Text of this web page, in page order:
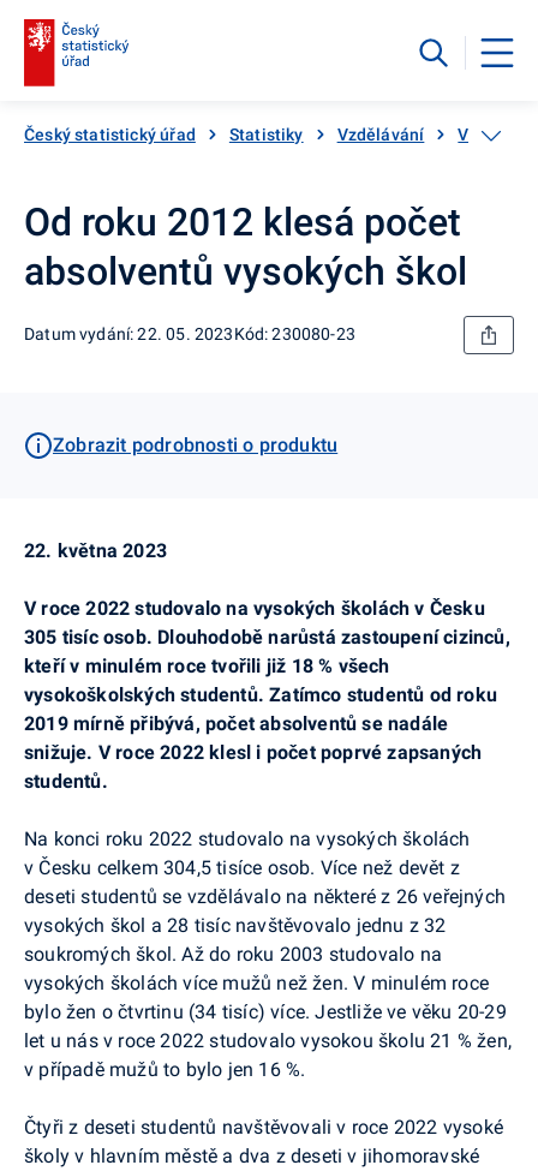
Český statistický úřad Statistiky Vzdělávání Vysoké a
Od roku 2012 klesá počet
absolventů vysokých škol
Datum vydání: 22. 05. 2023Kód: 230080-23
Zobrazit podrobnosti o produktu
22. května 2023
V roce 2022 studovalo na vysokých školách v Česku
305 tisíc osob. Dlouhodobě narůstá zastoupení cizinců,
kteří v minulém roce tvořili již 18 % všech
vysokoškolských studentů. Zatímco studentů od roku
2019 mírně přibývá, počet absolventů se nadále
snižuje. V roce 2022 klesl i počet poprvé zapsaných
studentů.
Na konci roku 2022 studovalo na vysokých školách
v Česku celkem 304,5 tisíce osob. Více než devět z
deseti studentů se vzdělávalo na některé z 26 veřejných
vysokých škol a 28 tisíc navštěvovalo jednu z 32
soukromých škol. Až do roku 2003 studovalo na
vysokých školách více mužů než žen. V minulém roce
bylo žen o čtvrtinu (34 tisíc) více. Jestliže ve věku 20-29
let u nás v roce 2022 studovalo vysokou školu 21 % žen,
v případě mužů to bylo jen 16 %.
Čtyři z deseti studentů navštěvovali v roce 2022 vysoké
školy v hlavním městě a dva z deseti v jihomoravské